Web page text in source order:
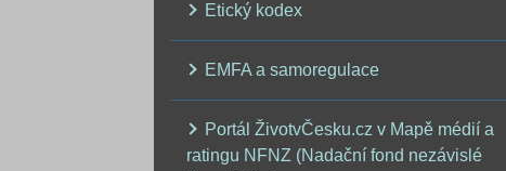
Etický kodex
EMFA a samoregulace
Portál ŽivotvČesku.cz v Mapě médií a
ratingu NFNZ (Nadační fond nezávislé